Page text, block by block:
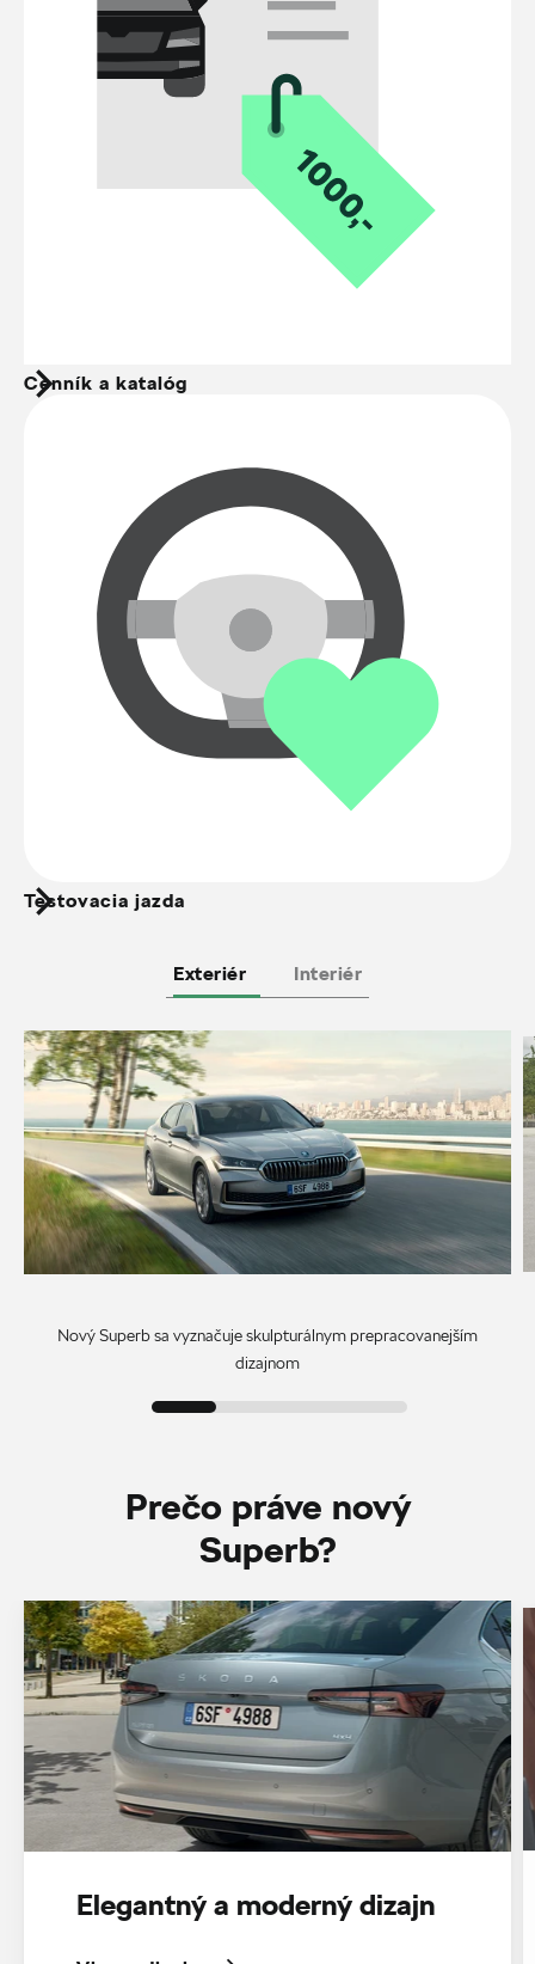
Cenník a katalóg
Testovacia jazda
Exteriér Interiér
Nový Superb sa vyznačuje skulpturálnym prepracovanejším
dizajnom
Prečo práve nový
Superb?
Elegantný a moderný dizajn